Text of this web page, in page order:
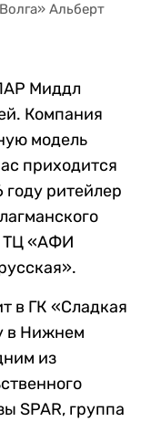
Альберт
Миддл
Компания
модель
приходится
году ритейлер
ТЦ «АФИ
в ГК «Сладкая
в Нижнем
из
SPAR, группа